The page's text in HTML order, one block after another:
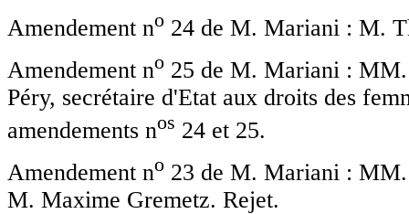
Amendement no 24 de M. Mariani : M.
Amendement no 25 de M. Mariani :
Péry, secrétaire d'Etat aux droits des
amendements nos 24 et 25.
Amendement no 23 de M. Mariani :
M. Maxime Gremetz. Rejet.